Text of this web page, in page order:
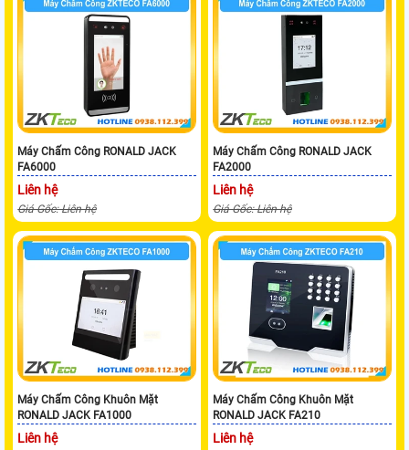
Máy Chấm Công RONALD JACK
FA6000
Liên hệ
Giá Gốc: Liên hệ
Máy Chấm Công RONALD JACK
FA2000
Liên hệ
Giá Gốc: Liên hệ
Máy Chấm Công Khuôn Mặt
RONALD JACK FA1000
Liên hệ
Máy Chấm Công Khuôn Mặt
RONALD JACK FA210
Liên hệ